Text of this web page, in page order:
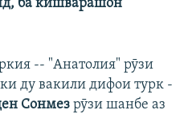
ба кишварашон
-- "Анатолия" рӯзи
ду вакили дифои турк -
Сонмез рӯзи шанбе аз